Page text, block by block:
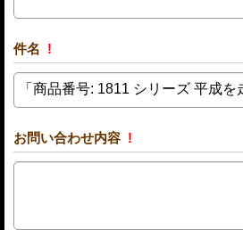
件名 !
お問い合わせ内容 !